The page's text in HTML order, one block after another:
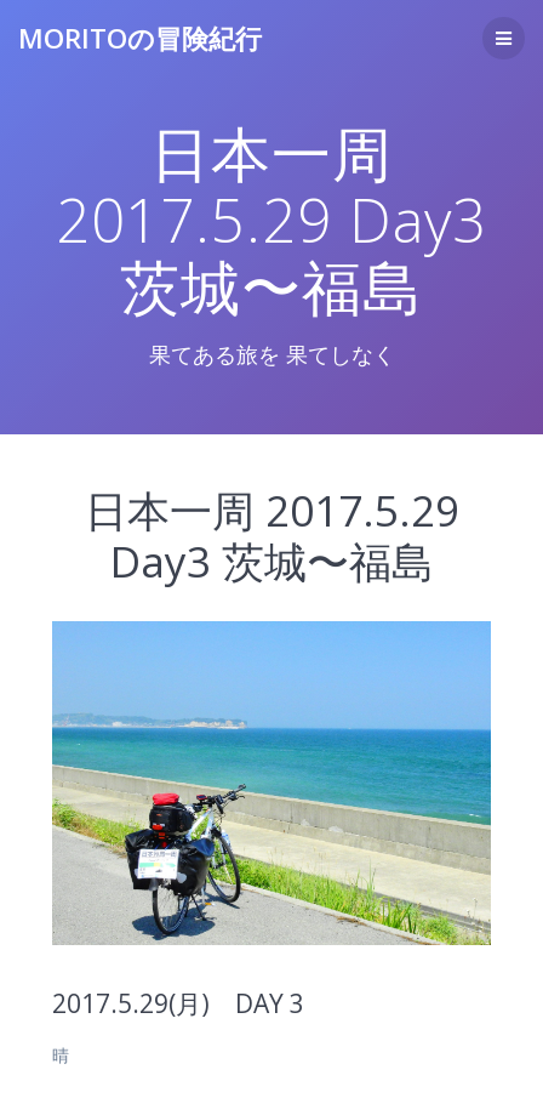
ッ
プ
MORITOの冒険紀行
日本一周
2017.5.29 Day3
茨城〜福島
果てある旅を 果てしなく
日本一周 2017.5.29
Day3 茨城〜福島
2017.5.29(月) DAY 3
晴